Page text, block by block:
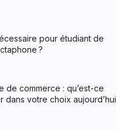
pour étudiant de
?
de commerce : qu’est-ce
dans votre choix aujourd’hui